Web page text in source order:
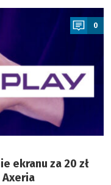
0
ekranu za 20 zł